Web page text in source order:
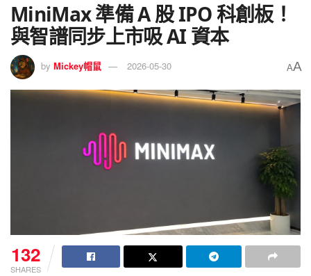
MiniMax 準備 A 股 IPO 科創板！
與智譜同步上市吸 AI 資本
by Mickey帽鼠 2026-05-30 AA
132
SHARES